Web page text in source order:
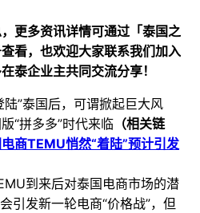
更多资讯详情可通过「泰国之
看，也欢迎大家联系我们加入
泰企业主共同交流分享！
”泰国后，可谓掀起巨大风
“拼多多”时代来临 （相关链
商TEMU悄然“着陆”预计引发
到来后对泰国电商市场的潜
引发新一轮电商“价格战”，但